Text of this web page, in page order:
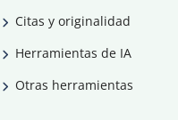
Citas y originalidad
Herramientas de IA
Otras herramientas